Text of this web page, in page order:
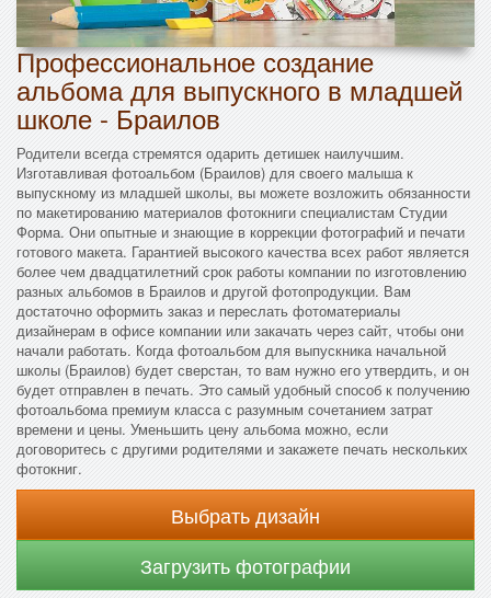
Профессиональное создание
альбома для выпускного в младшей
школе - Браилов
Родители всегда стремятся одарить детишек наилучшим.
Изготавливая фотоальбом (Браилов) для своего малыша к
выпускному из младшей школы, вы можете возложить обязанности
по макетированию материалов фотокниги специалистам Студии
Форма. Они опытные и знающие в коррекции фотографий и печати
готового макета. Гарантией высокого качества всех работ является
более чем двадцатилетний срок работы компании по изготовлению
разных альбомов в Браилов и другой фотопродукции. Вам
достаточно оформить заказ и переслать фотоматериалы
дизайнерам в офисе компании или закачать через сайт, чтобы они
начали работать. Когда фотоальбом для выпускника начальной
школы (Браилов) будет сверстан, то вам нужно его утвердить, и он
будет отправлен в печать. Это самый удобный способ к получению
фотоальбома премиум класса с разумным сочетанием затрат
времени и цены. Уменьшить цену альбома можно, если
договоритесь с другими родителями и закажете печать нескольких
фотокниг.
Выбрать дизайн
Загрузить фотографии